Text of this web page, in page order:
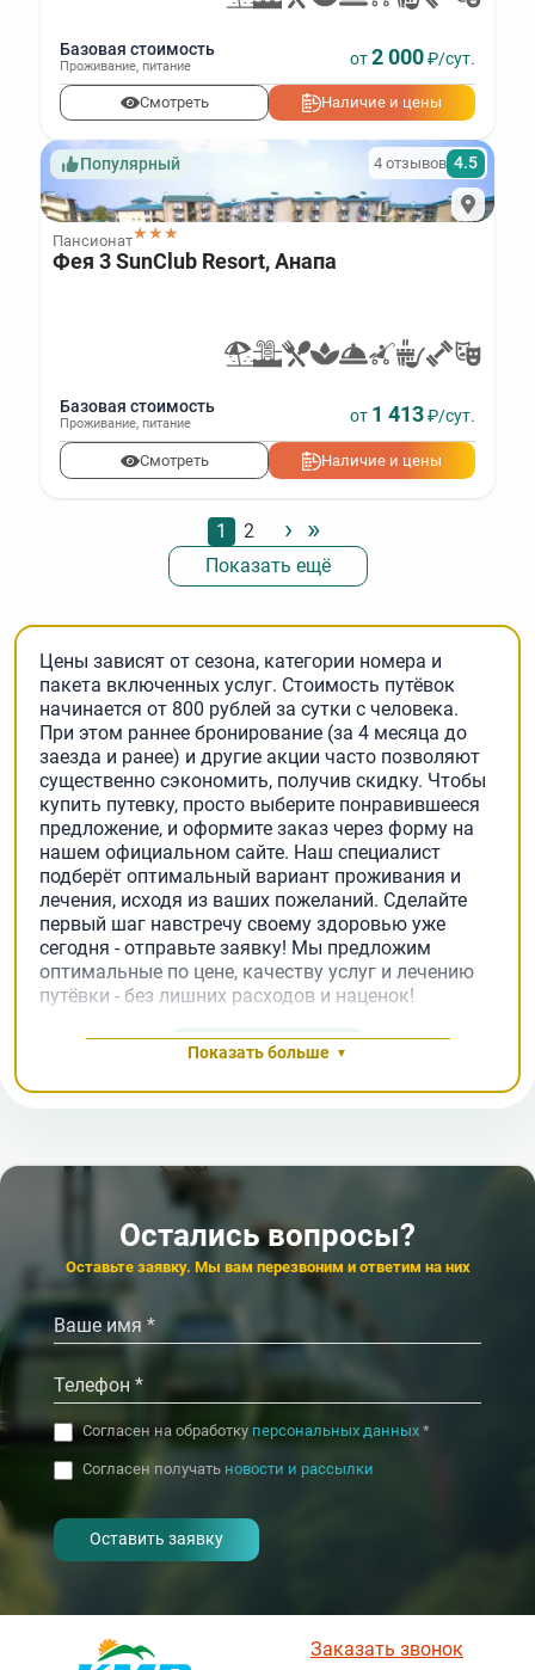
Базовая стоимость
Проживание питание от2 000₽/сут.
Смотреть Наличие и цены
Популярный
Пансионат★★★
4 отзывов 4.5
Фея 3 SunClub Resort, Анапа
Базовая стоимость
Проживание, питание от 1 413₽/сут.
Смотреть Наличие и цены
Стандартное
1 Стандартное
2 › »
Показать ещё
Цены зависят от сезона, категории номера и
пакета включенных услуг. Стоимость путёвок
начинается от 800 рублей за сутки с человека.
При этом раннее бронирование (за 4 месяца до
заезда и ранее) и другие акции часто позволяют
существенно сэкономить, получив скидку. Чтобы
купить путевку, просто выберите понравившееся
предложение, и оформите заказ через форму на
нашем официальном сайте. Наш специалист
подберёт оптимальный вариант проживания и
лечения, исходя из ваших пожеланий. Сделайте
первый шаг навстречу своему здоровью уже
сегодня - отправьте заявку! Мы предложим
оптимальные по цене, качеству услуг и лечению
путёвки - без лишних расходов и наценок!
Заявка на подбор
Показать больше
Остались вопросы?
Оставьте заявку. Мы вам перезвоним и ответим на них
Согласен на обработку персональных данных*
Согласен получать новости и рассылки
Заказать звонок